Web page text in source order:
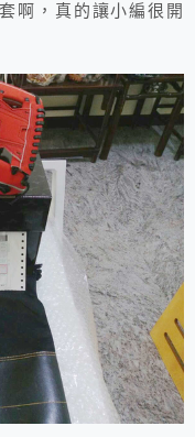
啊，真的讓小編很開